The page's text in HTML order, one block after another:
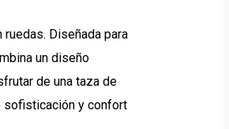
Diseñada para
un diseño
de una taza de
sofisticación y confort